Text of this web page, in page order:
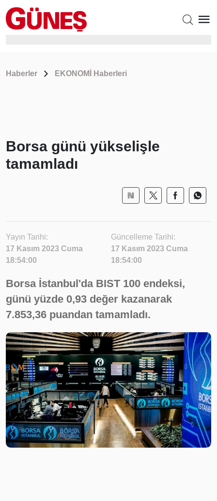
Haberler EKONOMİ Haberleri
Borsa günü yükselişle
tamamladı
Yayın Tarihi:
17 Kasım 2023 Cuma
18:54:00
Güncelleme Tarihi:
17 Kasım 2023 Cuma
18:54:00
Borsa İstanbul'da BIST 100 endeksi,
günü yüzde 0,93 değer kazanarak
7.853,36 puandan tamamladı.